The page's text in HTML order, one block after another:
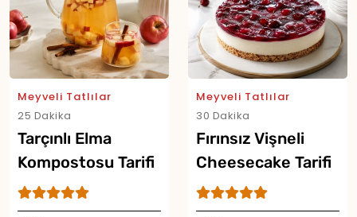
Meyveli Tatlılar
25 Dakika
Tarçınlı Elma
Kompostosu Tarifi
Meyveli Tatlılar
30 Dakika
Fırınsız Vişneli
Cheesecake Tarifi